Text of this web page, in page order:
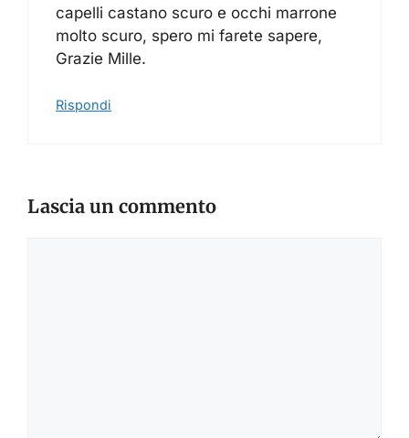
capelli castano scuro e occhi marrone
molto scuro, spero mi farete sapere,
Grazie Mille.
Rispondi
Lascia un commento